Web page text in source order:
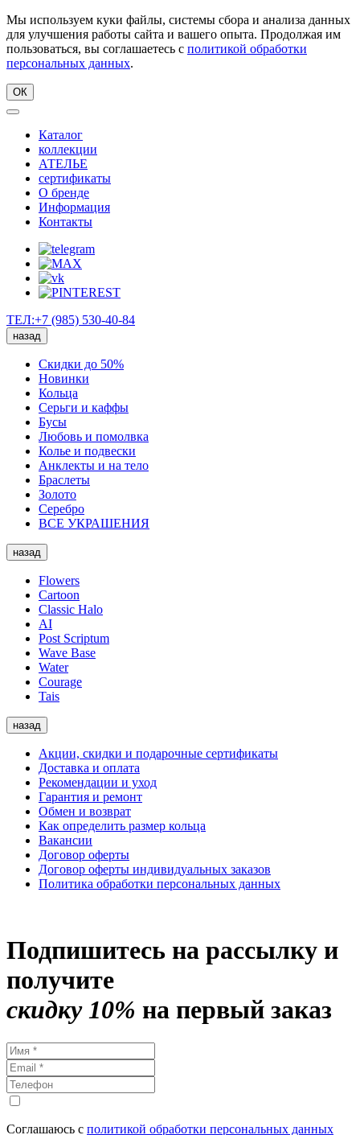
Мы используем куки файлы, системы сбора и анализа данных
для улучшения работы сайта и вашего опыта. Продолжая им
пользоваться, вы соглашаетесь с политикой обработки
персональных данных.
ОК
Каталог
коллекции
АТЕЛЬЕ
сертификаты
О бренде
Информация
Контакты
ТЕЛ:+7 (985) 530-40-84
назад
Скидки до 50%
Новинки
Кольца
Серьги и каффы
Бусы
Любовь и помолвка
Колье и подвески
Анклекты и на тело
Браслеты
Золото
Серебро
ВСЕ УКРАШЕНИЯ
назад
Flowers
Cartoon
Classic Halo
AI
Post Scriptum
Wave Base
Water
Courage
Tais
назад
Акции, скидки и подарочные сертификаты
Доставка и оплата
Рекомендации и уход
Гарантия и ремонт
Обмен и возврат
Как определить размер кольца
Вакансии
Договор оферты
Договор оферты индивидуальных заказов
Политика обработки персональных данных
Подпишитесь на рассылку и
получите
скидку 10% на первый заказ
Соглашаюсь с политикой обработки персональных данных